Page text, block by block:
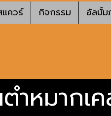
ควร์ กิจกรรม อัลบั้ม
หมากเค